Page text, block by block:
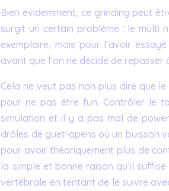
Bien évidemment, ce grinding peut
surgit un certain problème : le multi
exemplaire, mais pour l’avoir
avant que l’on ne décide de repasser
Cela ne veut pas non plus dire que
pour ne pas être fun. Contrôler le
simulation et il y a pas mal de
drôles de guet-apens où un buisson
pour avoir théoriquement plus de
la simple et bonne raison qu’il
vertébrale en tentant de le suivre